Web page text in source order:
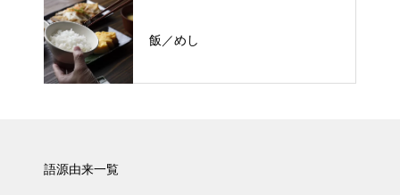
飯／めし
語源由来一覧